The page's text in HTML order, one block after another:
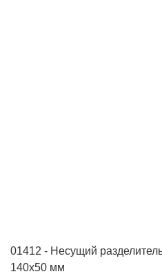
01412 - Несущий
140х50 мм